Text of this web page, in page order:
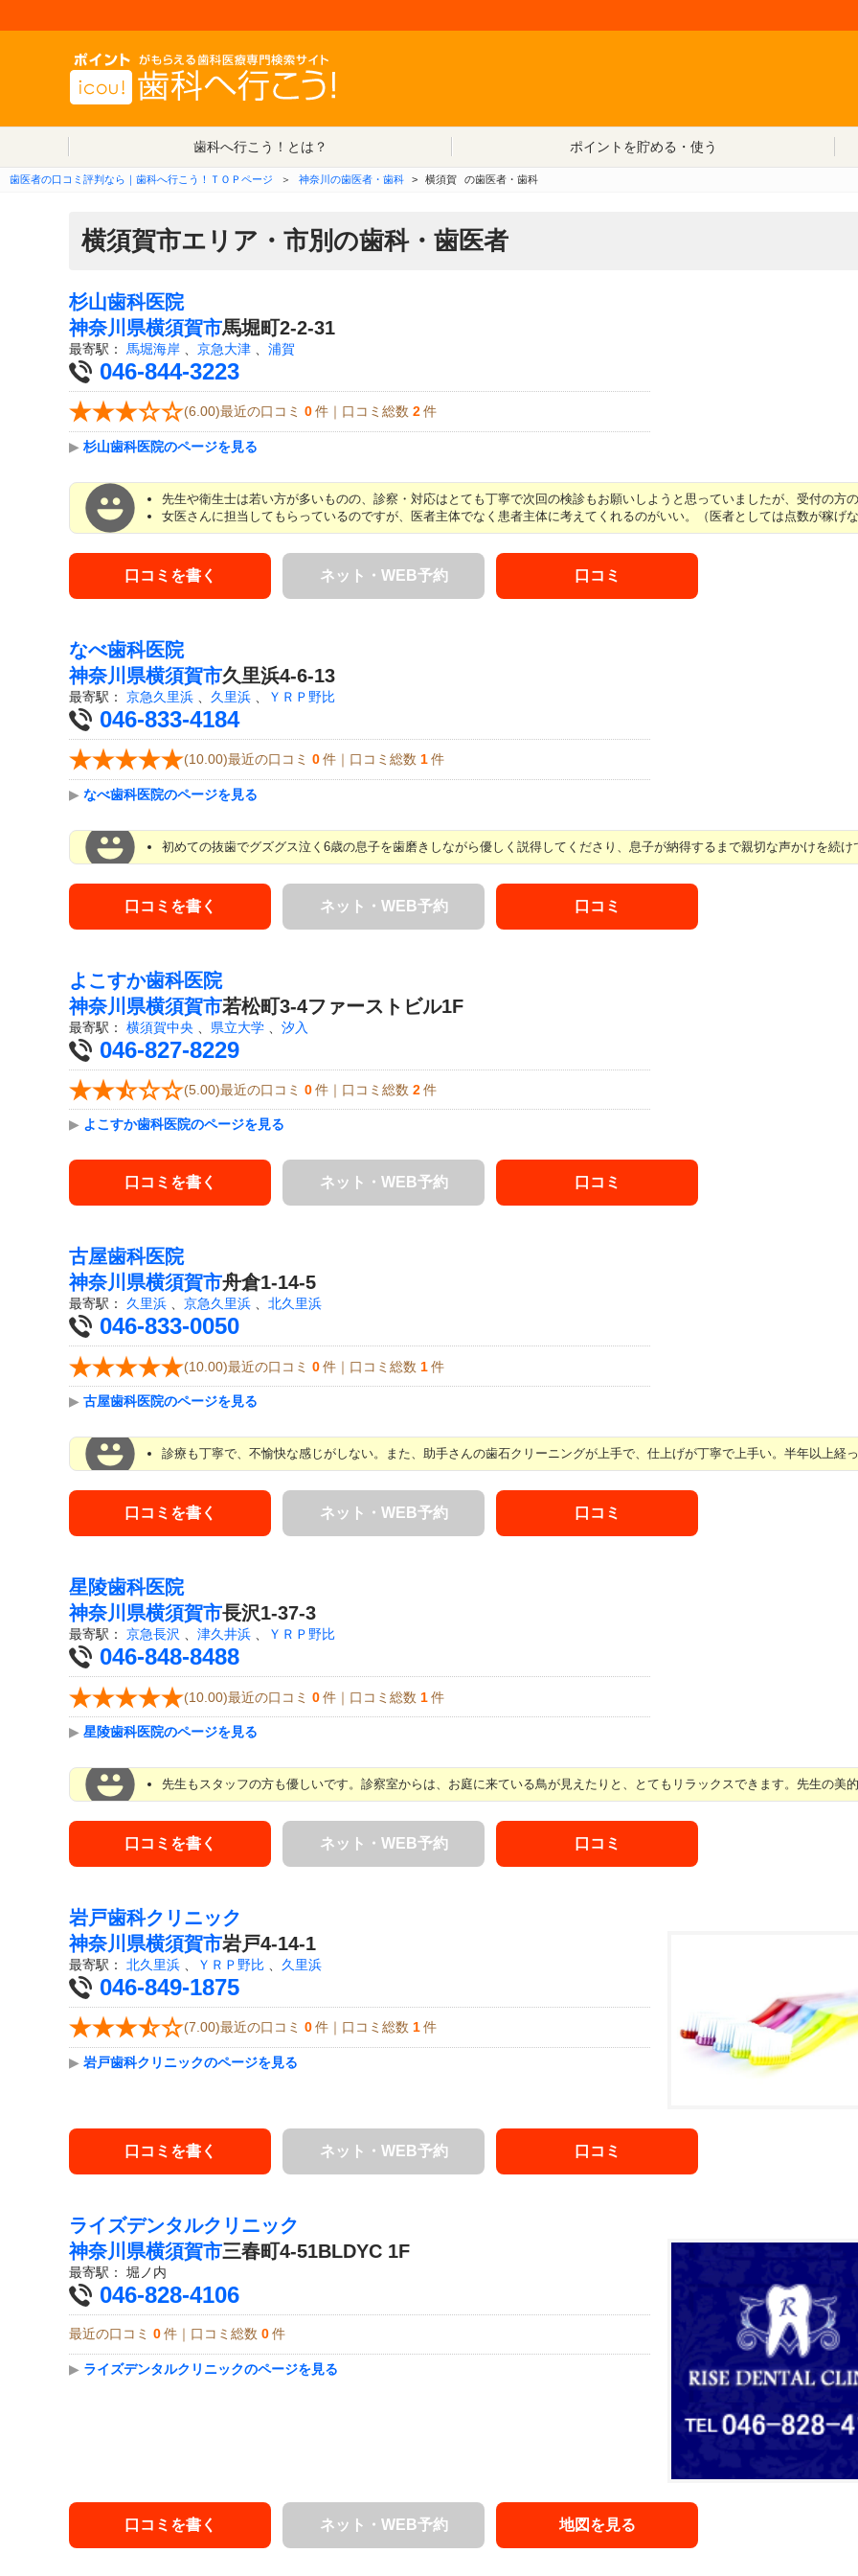
歯科へ行こう！とは？
ポイントを貯める・使う
歯医者の口コミ評判なら｜歯科へ行こう！ＴＯＰページ ＞ 神奈川の歯医者・歯科 > 横須賀 の歯医者・歯科
横須賀市エリア・市別の歯科・歯医者
杉山歯科医院
神奈川県横須賀市馬堀町2-2-31
最寄駅： 馬堀海岸 京急大津 浦賀
046-844-3223
(6.00)最近の口コミ 0 件｜口コミ総数 2 件
▶ 杉山歯科医院のページを見る
先生や衛生士は若い方が多いものの、診察・対応はとても丁寧で次回の検診もお願いしようと思っていましたが、受付の方
女医さんに担当してもらっているのですが、医者主体でなく患者主体に考えてくれるのがいい。（医者としては点数が稼げ
口コミを書く ネット・WEB予約 口コミ
なべ歯科医院
神奈川県横須賀市久里浜4-6-13
最寄駅： 京急久里浜 久里浜 ＹＲＰ野比
046-833-4184
(10.00)最近の口コミ 0 件｜口コミ総数 1 件
▶ なべ歯科医院のページを見る
初めての抜歯でグズグス泣く6歳の息子を歯磨きしながら優しく説得してくださり、息子が納得するまで親切な声かけを続け
口コミを書く ネット・WEB予約 口コミ
よこすか歯科医院
神奈川県横須賀市若松町3-4ファーストビル1F
最寄駅： 横須賀中央 県立大学 汐入
046-827-8229
(5.00)最近の口コミ 0 件｜口コミ総数 2 件
▶ よこすか歯科医院のページを見る
口コミを書く ネット・WEB予約 口コミ
古屋歯科医院
神奈川県横須賀市舟倉1-14-5
最寄駅： 久里浜 、 京急久里浜 、 北久里浜
046-833-0050
(10.00)最近の口コミ 0 件｜口コミ総数 1 件
▶ 古屋歯科医院のページを見る
診療も丁寧で、不愉快な感じがしない。また、助手さんの歯石クリーニングが上手で、仕上げが丁寧で上手い。半年以上経
口コミを書く ネット・WEB予約 口コミ
星陵歯科医院
神奈川県横須賀市長沢1-37-3
最寄駅： 京急長沢 津久井浜 ＹＲＰ野比
046-848-8488
(10.00)最近の口コミ 0 件｜口コミ総数 1 件
▶ 星陵歯科医院のページを見る
先生もスタッフの方も優しいです。診察室からは、お庭に来ている鳥が見えたりと、とてもリラックスできます。先生の美
口コミを書く ネット・WEB予約 口コミ
岩戸歯科クリニック
神奈川県横須賀市岩戸4-14-1
最寄駅： 北久里浜 ＹＲＰ野比 久里浜
046-849-1875
(7.00)最近の口コミ 0 件｜口コミ総数 1 件
▶ 岩戸歯科クリニックのページを見る
口コミを書く ネット・WEB予約 口コミ
ライズデンタルクリニック
神奈川県横須賀市三春町4-51BLDYC 1F
最寄駅： 堀ノ内
046-828-4106
最近の口コミ 0 件｜口コミ総数 0 件
▶ ライズデンタルクリニックのページを見る
口コミを書く ネット・WEB予約 地図を見る